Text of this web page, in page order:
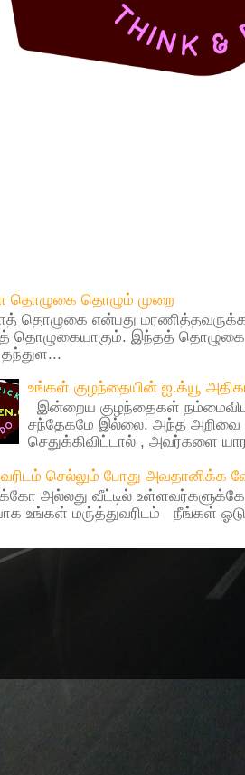
தொழுகை தொழும் முறை
தொழுகை என்பது
தொழுகையாகும். இந்தத்
உங்கள் குழந்தையின் ஐ.க்யூ
இன்றைய குழந்தைகள்
சந்தேகமே இல்லை. அந்த
செதுக்கிவிட்டால் , அவர்களை
செல்லும் போது அவதானிக்க
அல்லது வீட்டில்
உங்கள் மரு்த்துவரிடம் நீங்கள்